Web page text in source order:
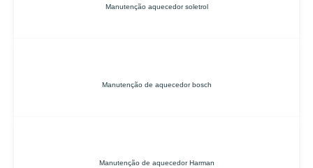
Manutenção aquecedor soletrol
Manutenção de aquecedor bosch
Manutenção de aquecedor Harman